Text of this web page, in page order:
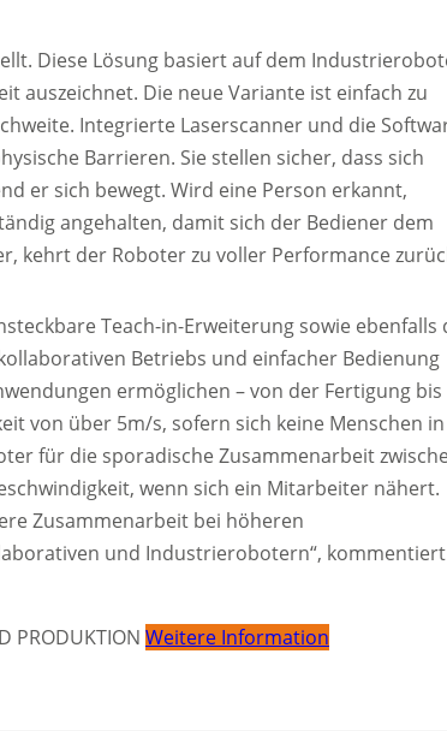
Diese Lösung basiert auf dem
auszeichnet. Die neue Variante ist einfach zu
Integrierte Laserscanner und die
Barrieren. Sie stellen sicher, dass sich
er sich bewegt. Wird eine Person erkannt,
angehalten, damit sich der Bediener dem
kehrt der Roboter zu voller Performance
Teach-in-Erweiterung sowie ebenfalls
Betriebs und einfacher Bedienung
ermöglichen – von der Fertigung bis
von über 5m/s, sofern sich keine Menschen in
für die sporadische Zusammenarbeit
wenn sich ein Mitarbeiter nähert.
Zusammenarbeit bei höheren
und Industrierobotern“, kommentiert
PRODUKTION Weitere Information